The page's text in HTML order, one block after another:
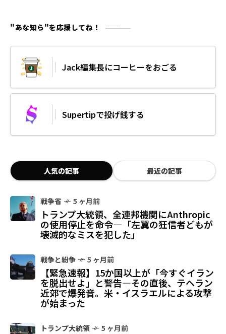
"あな知ら"を応援してね！
Jack編集長にコーヒーをおごる
Supertipで投げ銭する
人気の記事 最近の記事
戦争省 5 ヶ月前
トランプ大統領、全連邦機関にAnthropic
の使用停止を命令—「左翼の狂信者どもが
壊滅的なミスを犯した」
戦争と紛争 5 ヶ月前
【緊急速報】15か国以上が「今すぐイラン
を脱出せよ」と警告—その直後、テヘラン
近郊で爆発音。米・イスラエルによる攻撃
が始まった
トランプ大統領 5 ヶ月前